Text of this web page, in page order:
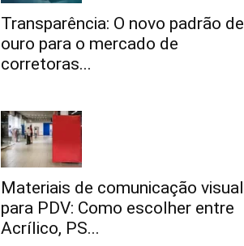
Transparência: O novo padrão de
ouro para o mercado de
corretoras...
Materiais de comunicação visual
para PDV: Como escolher entre
Acrílico, PS...